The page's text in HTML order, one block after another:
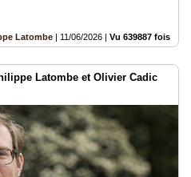
Latombe | 11/06/2026 | Vu 639887 fois
Latombe et Olivier Cadic